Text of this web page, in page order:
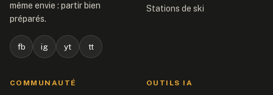
même envie : partir bien
préparés.
fb ig yt tt
Stations de ski
COMMUNAUTÉ OUTILS IA